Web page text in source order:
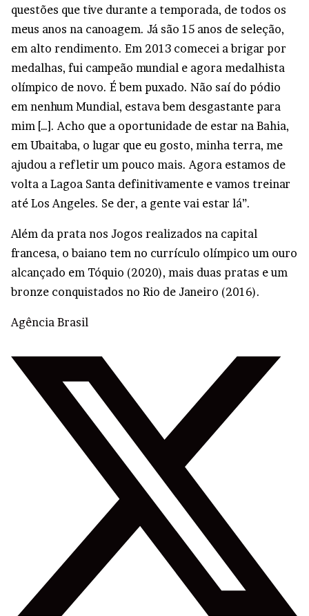
questões que tive durante a temporada, de todos os
meus anos na canoagem. Já são 15 anos de seleção,
em alto rendimento. Em 2013 comecei a brigar por
medalhas, fui campeão mundial e agora medalhista
olímpico de novo. É bem puxado. Não saí do pódio
em nenhum Mundial, estava bem desgastante para
mim […]. Acho que a oportunidade de estar na Bahia,
em Ubaitaba, o lugar que eu gosto, minha terra, me
ajudou a refletir um pouco mais. Agora estamos de
volta a Lagoa Santa definitivamente e vamos treinar
até Los Angeles. Se der, a gente vai estar lá”.
Além da prata nos Jogos realizados na capital
francesa, o baiano tem no currículo olímpico um ouro
alcançado em Tóquio (2020), mais duas pratas e um
bronze conquistados no Rio de Janeiro (2016).
Agência Brasil